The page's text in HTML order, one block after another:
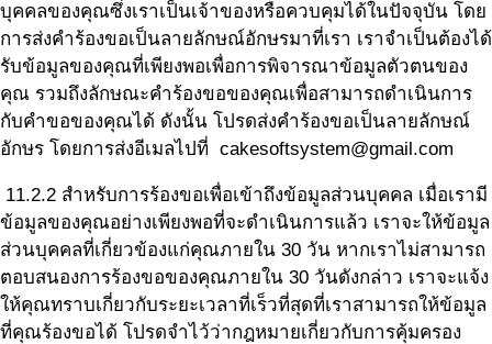
บุคคลของคุณซึ่งเราเป็นเจ้าของหรือควบคุมได้ในปัจจุบัน โดย
การส่งคำร้องขอเป็นลายลักษณ์อักษรมาที่เรา เราจำเป็นต้องได้
รับข้อมูลของคุณที่เพียงพอเพื่อการพิจารณาข้อมูลตัวตนของ
คุณ รวมถึงลักษณะคำร้องขอของคุณเพื่อสามารถดำเนินการ
กับคำขอของคุณได้ ดังนั้น โปรดส่งคำร้องขอเป็นลายลักษณ์
อักษร โดยการส่งอีเมลไปที่ cakesoftsystem@gmail.com
11.2.2 สำหรับการร้องขอเพื่อเข้าถึงข้อมูลส่วนบุคคล เมื่อเรามี
ข้อมูลของคุณอย่างเพียงพอที่จะดำเนินการแล้ว เราจะให้ข้อมูล
ส่วนบุคคลที่เกี่ยวข้องแก่คุณภายใน 30 วัน หากเราไม่สามารถ
ตอบสนองการร้องขอของคุณภายใน 30 วันดังกล่าว เราจะแจ้ง
ให้คุณทราบเกี่ยวกับระยะเวลาที่เร็วที่สุดที่เราสามารถให้ข้อมูล
ที่คุณร้องขอได้ โปรดจำไว้ว่ากฎหมายเกี่ยวกับการคุ้มครอง